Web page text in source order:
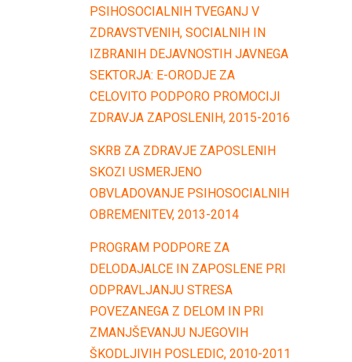
PSIHOSOCIALNIH TVEGANJ V
ZDRAVSTVENIH, SOCIALNIH IN
IZBRANIH DEJAVNOSTIH JAVNEGA
SEKTORJA: E-ORODJE ZA
CELOVITO PODPORO PROMOCIJI
ZDRAVJA ZAPOSLENIH, 2015-2016
SKRB ZA ZDRAVJE ZAPOSLENIH
SKOZI USMERJENO
OBVLADOVANJE PSIHOSOCIALNIH
OBREMENITEV, 2013-2014
PROGRAM PODPORE ZA
DELODAJALCE IN ZAPOSLENE PRI
ODPRAVLJANJU STRESA
POVEZANEGA Z DELOM IN PRI
ZMANJŠEVANJU NJEGOVIH
ŠKODLJIVIH POSLEDIC, 2010-2011